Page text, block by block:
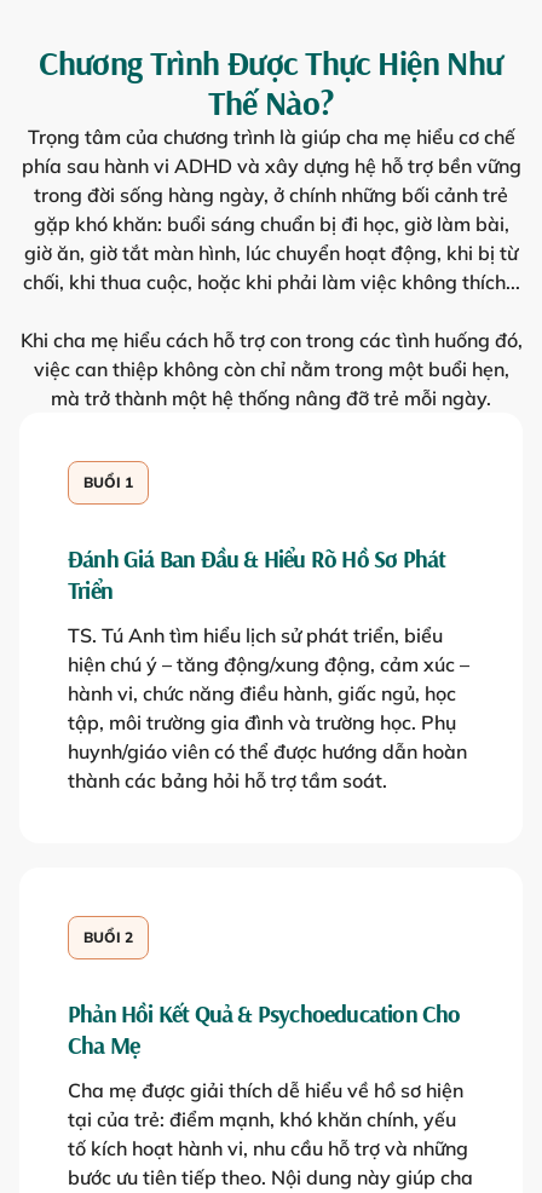
Chương Trình Được Thực Hiện Như
Thế Nào?
Trọng tâm của chương trình là giúp cha mẹ hiểu cơ chế
phía sau hành vi ADHD và xây dựng hệ hỗ trợ bền vững
trong đời sống hàng ngày, ở chính những bối cảnh trẻ
gặp khó khăn: buổi sáng chuẩn bị đi học, giờ làm bài,
giờ ăn, giờ tắt màn hình, lúc chuyển hoạt động, khi bị từ
chối, khi thua cuộc, hoặc khi phải làm việc không thích...
Khi cha mẹ hiểu cách hỗ trợ con trong các tình huống đó,
việc can thiệp không còn chỉ nằm trong một buổi hẹn,
mà trở thành một hệ thống nâng đỡ trẻ mỗi ngày.
BUỔI 1
Đánh Giá Ban Đầu & Hiểu Rõ Hồ Sơ Phát
Triển
TS. Tú Anh tìm hiểu lịch sử phát triển, biểu
hiện chú ý – tăng động/xung động, cảm xúc –
hành vi, chức năng điều hành, giấc ngủ, học
tập, môi trường gia đình và trường học. Phụ
huynh/giáo viên có thể được hướng dẫn hoàn
thành các bảng hỏi hỗ trợ tầm soát.
BUỔI 2
Phản Hồi Kết Quả & Psychoeducation Cho
Cha Mẹ
Cha mẹ được giải thích dễ hiểu về hồ sơ hiện
tại của trẻ: điểm mạnh, khó khăn chính, yếu
tố kích hoạt hành vi, nhu cầu hỗ trợ và những
bước ưu tiên tiếp theo. Nội dung này giúp cha